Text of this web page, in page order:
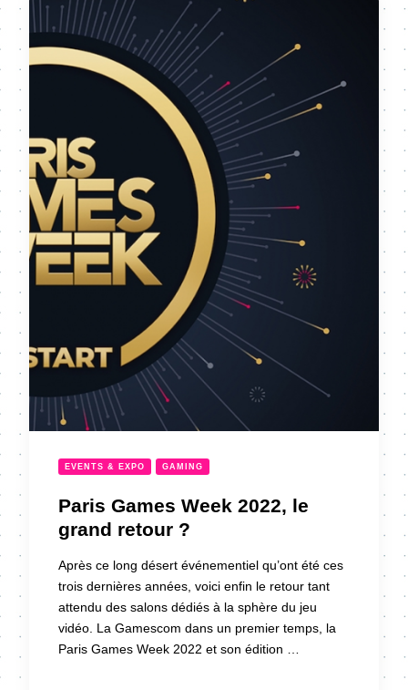
EVENTS & EXPO GAMING
Paris Games Week 2022, le
grand retour ?
Après ce long désert événementiel qu’ont été ces
trois dernières années, voici enfin le retour tant
attendu des salons dédiés à la sphère du jeu
vidéo. La Gamescom dans un premier temps, la
Paris Games Week 2022 et son édition …